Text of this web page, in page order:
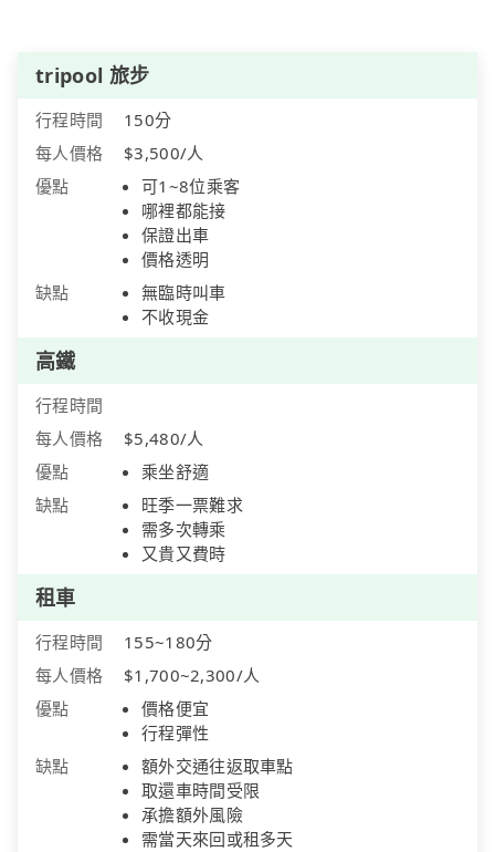
tripool 旅步
行程時間
150分
每人價格
$3,500/人
優點
可1~8位乘客
哪裡都能接
保證出車
價格透明
缺點
無臨時叫車
不收現金
高鐵
行程時間
每人價格
$5,480/人
優點
乘坐舒適
缺點
旺季一票難求
需多次轉乘
又貴又費時
租車
行程時間
155~180分
每人價格
$1,700~2,300/人
優點
價格便宜
行程彈性
缺點
額外交通往返取車點
取還車時間受限
承擔額外風險
需當天來回或租多天